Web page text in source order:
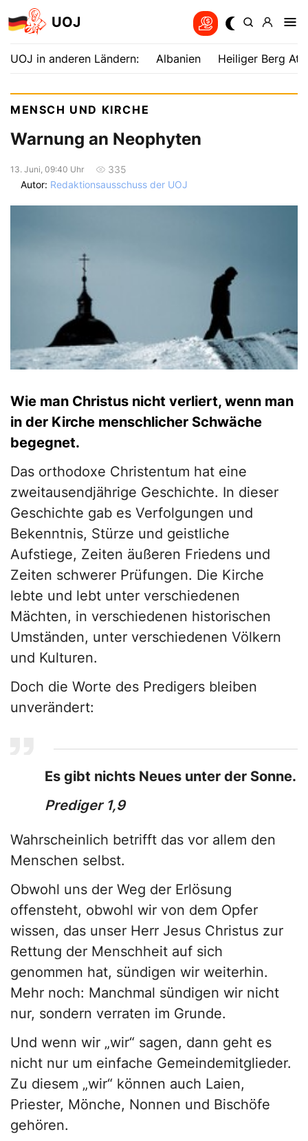
UOJ
UOJ in anderen Ländern: Albanien Heiliger Berg
MENSCH UND KIRCHE
Warnung an Neophyten
13. Juni, 09:40 Uhr
335
Autor: Redaktionsausschuss der UOJ
Wie man Christus nicht verliert, wenn man
in der Kirche menschlicher Schwäche
begegnet.
Das orthodoxe Christentum hat eine
zweitausendjährige Geschichte. In dieser
Geschichte gab es Verfolgungen und
Bekenntnis, Stürze und geistliche
Aufstiege, Zeiten äußeren Friedens und
Zeiten schwerer Prüfungen. Die Kirche
lebte und lebt unter verschiedenen
Mächten, in verschiedenen historischen
Umständen, unter verschiedenen Völkern
und Kulturen.
Doch die Worte des Predigers bleiben
unverändert:
Es gibt nichts Neues unter der Sonne.
Prediger 1,9
Wahrscheinlich betrifft das vor allem den
Menschen selbst.
Obwohl uns der Weg der Erlösung
offensteht, obwohl wir von dem Opfer
wissen, das unser Herr Jesus Christus zur
Rettung der Menschheit auf sich
genommen hat, sündigen wir weiterhin.
Mehr noch: Manchmal sündigen wir nicht
nur, sondern verraten im Grunde.
Und wenn wir „wir“ sagen, dann geht es
nicht nur um einfache Gemeindemitglieder.
Zu diesem „wir“ können auch Laien,
Priester, Mönche, Nonnen und Bischöfe
gehören.